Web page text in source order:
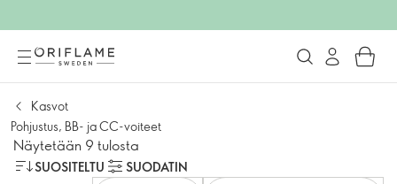
Kasvot
Pohjustus, BB- ja CC-voiteet
Näytetään 9 tulosta
SUOSITELTU
SUODATIN